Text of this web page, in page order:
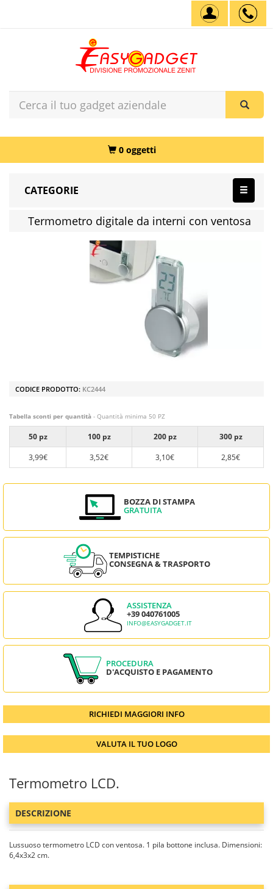
0 oggetti
CATEGORIE
Termometro digitale da interni con ventosa
CODICE PRODOTTO: KC2444
Tabella sconti per quantità - Quantità minima 50 PZ
50 pz 100 pz 200 pz
300 pz
3,99€
3,52€ 3,10€ 2,85€
BOZZA DI STAMPA
GRATUITA
TEMPISTICHE
CONSEGNA & TRASPORTO
ASSISTENZA
+39 040761005
INFO@EASYGADGET.IT
PROCEDURA
D'ACQUISTO E PAGAMENTO
RICHIEDI MAGGIORI INFO
VALUTA IL TUO LOGO
Termometro LCD.
DESCRIZIONE
Lussuoso termometro LCD con ventosa. 1 pila bottone inclusa. Dimensioni:
6,4x3x2 cm.